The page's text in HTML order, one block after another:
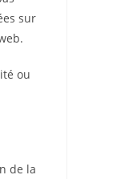
sur
ou
de la